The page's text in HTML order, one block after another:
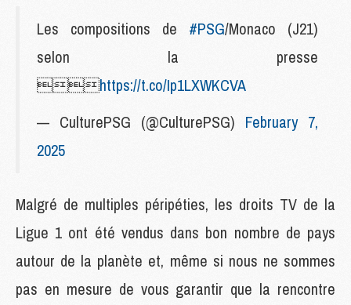
Les compositions de #PSG/Monaco (J21)
selon la presse
https://t.co/Ip1LXWKCVA
— CulturePSG (@CulturePSG) February 7,
2025
Malgré de multiples péripéties, les droits TV de la
Ligue 1 ont été vendus dans bon nombre de pays
autour de la planète et, même si nous ne sommes
pas en mesure de vous garantir que la rencontre